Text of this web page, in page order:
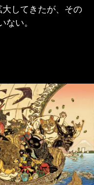
してきたが、その
ない。